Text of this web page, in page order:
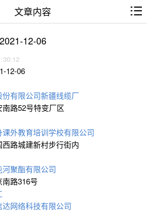
文章内容
12-06
12-06
有限公司新疆线缆厂
路52号特变厂区
课外教育培训学校有限公司
路城建新村步行街内
聚酯有限公司
路316号
网络科技有限公司